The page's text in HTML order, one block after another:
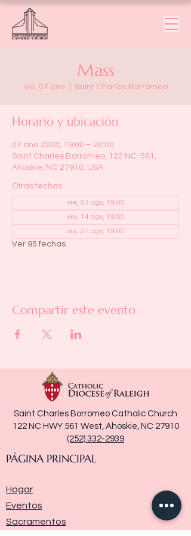
Mass
vie, 07 ene Saint Charles Borromeo
Horario y ubicación
07 ene 2028, 19:00 – 20:00
Saint Charles Borromeo, 122 NC-561,
Ahoskie, NC 27910, USA
Otras fechas
vie, 07 ago, 19:00
vie, 14 ago, 19:00
vie, 21 ago, 19:00
Ver 95 fechas
Compartir este evento
Saint Charles Borromeo Catholic Church
122 NC HWY 561 West, Ahoskie, NC 27910
(252) 332-2939
PÁGINA PRINCIPAL
Hogar
Eventos
Sacramentos